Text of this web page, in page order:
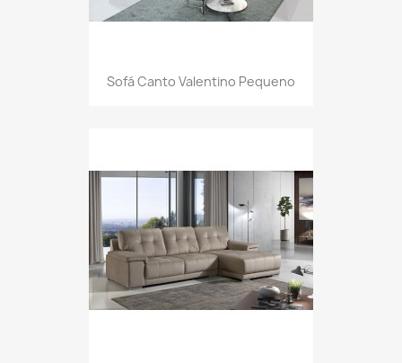
Sofá Canto Valentino Pequeno